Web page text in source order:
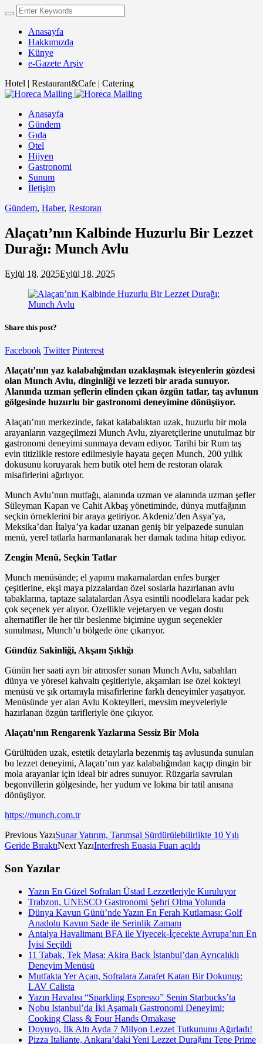
Anasayfa
Hakkımızda
Künye
e-Gazete Arşiv
Hotel | Restaurant&Cafe | Catering
Anasayfa
Gündem
Gıda
Otel
Hijyen
Gastronomi
Sunum
İletişim
Gündem, Haber, Restoran
Alaçatı’nın Kalbinde Huzurlu Bir Lezzet
Durağı: Munch Avlu
Eylül 18, 2025Eylül 18, 2025
Share this post?
Facebook Twitter Pinterest
Alaçatı’nın yaz kalabalığından uzaklaşmak isteyenlerin gözdesi
olan Munch Avlu, dinginliği ve lezzeti bir arada sunuyor.
Alanında uzman şeflerin elinden çıkan özgün tatlar, taş avlunun
gölgesinde huzurlu bir gastronomi deneyimine dönüşüyor.
Alaçatı’nın merkezinde, fakat kalabalıktan uzak, huzurlu bir mola
arayanların vazgeçilmezi Munch Avlu, ziyaretçilerine unutulmaz bir
gastronomi deneyimi sunmaya devam ediyor. Tarihi bir Rum taş
evin titizlikle restore edilmesiyle hayata geçen Munch, 200 yıllık
dokusunu koruyarak hem butik otel hem de restoran olarak
misafirlerini ağırlıyor.
Munch Avlu’nun mutfağı, alanında uzman ve alanında uzman şefler
Süleyman Kapan ve Cahit Akbaş yönetiminde, dünya mutfağının
seçkin örneklerini bir araya getiriyor. Akdeniz’den Asya’ya,
Meksika’dan İtalya’ya kadar uzanan geniş bir yelpazede sunulan
menü, yerel tatlarla harmanlanarak her damak tadına hitap ediyor.
Zengin Menü, Seçkin Tatlar
Munch menüsünde; el yapımı makarnalardan enfes burger
çeşitlerine, ekşi maya pizzalardan özel soslarla hazırlanan avlu
tabaklarına, taptaze salatalardan Asya esintili noodlelara kadar pek
çok seçenek yer alıyor. Özellikle vejetaryen ve vegan dostu
alternatifler ile her tür beslenme biçimine uygun seçenekler
sunulması, Munch’u bölgede öne çıkarıyor.
Gündüz Sakinliği, Akşam Şıklığı
Günün her saati ayrı bir atmosfer sunan Munch Avlu, sabahları
dünya ve yöresel kahvaltı çeşitleriyle, akşamları ise özel kokteyl
menüsü ve şık ortamıyla misafirlerine farklı deneyimler yaşatıyor.
Menüsünde yer alan Avlu Kokteylleri, mevsim meyveleriyle
hazırlanan özgün tarifleriyle öne çıkıyor.
Alaçatı’nın Rengarenk Yazlarına Sessiz Bir Mola
Gürültüden uzak, estetik detaylarla bezenmiş taş avlusunda sunulan
bu lezzet deneyimi, Alaçatı’nın yaz kalabalığından kaçıp dingin bir
mola arayanlar için ideal bir adres sunuyor. Rüzgarla savrulan
begonvillerin gölgesinde, her yudum ve lokma bir tatil anısına
dönüşüyor.
https://munch.com.tr
Previous YazıSunar Yatırım, Tarımsal Sürdürülebilirlikte 10 Yılı
Geride BıraktıNext YazıInterfresh Euasia Fuarı açıldı
Son Yazılar
Yazın En Güzel Sofraları Üstad Lezzetleriyle Kuruluyor
Trabzon, UNESCO Gastronomi Şehri Olma Yolunda
Dünya Kavun Günü’nde Yazın En Ferah Kutlaması: Golf
Anadolu Kavun Sade ile Serinlik Zamanı
Antalya Havalimanı BFA ile Yiyecek-İçecekte Avrupa’nın En
İyisi Seçildi
11 Tabak, Tek Masa: Akira Back İstanbul’dan Ayrıcalıklı
Deneyim Menüsü
Mutfakta Yer Açan, Sofralara Zarafet Katan Bir Dokunuş:
LAV Calista
Yazın Havalısı “Sparkling Espresso” Senin Starbucks’ta
Nobu Istanbul’da İki Aşamalı Gastronomi Deneyimi:
Cooking Class & Four Hands Omakase
Doyuyo, İlk Altı Ayda 7 Milyon Lezzet Tutkununu Ağırladı!
Pizza Italiante, Ankara’daki Yeni Lezzet Durağını Tepe Prime